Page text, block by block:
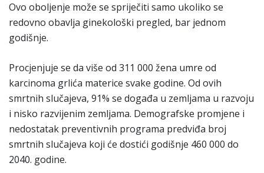
Ovo oboljenje može se spriječiti samo ukoliko se
redovno obavlja ginekološki pregled, bar jednom
godišnje.
Procjenjuje se da više od 311 000 žena umre od
karcinoma grlića materice svake godine. Od ovih
smrtnih slučajeva, 91% se događa u zemljama u razvoju
i nisko razvijenim zemljama. Demografske promjene i
nedostatak preventivnih programa predviđa broj
smrtnih slučajeva koji će dostići godišnje 460 000 do
2040. godine.